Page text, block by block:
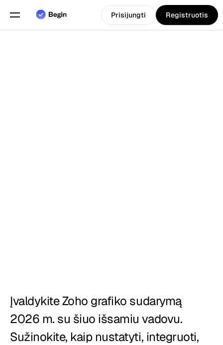
Maisto tiekimas
Kainos
Prisijungti Registruotis
Įvaldykite Zoho grafiko sudarymą
2026 m. su šiuo išsamiu vadovu.
Sužinokite, kaip nustatyti, integruoti,